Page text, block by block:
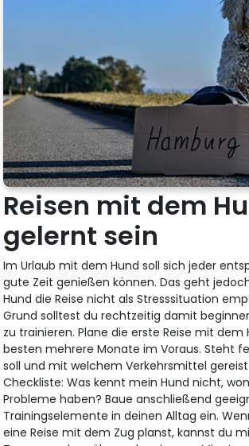
Reisen mit dem
gelernt sein
Im Urlaub mit dem Hund soll sich jeder
gute Zeit genießen können. Das geht
Hund die Reise nicht als Stresssituation
Grund solltest du rechtzeitig damit
zu trainieren. Plane die erste Reise mit dem
besten mehrere Monate im Voraus. Steht
soll und mit welchem Verkehrsmittel
Checkliste: Was kennt mein Hund nicht,
Probleme haben? Baue anschließend
Trainingselemente in deinen Alltag ein.
eine Reise mit dem Zug planst, kannst du